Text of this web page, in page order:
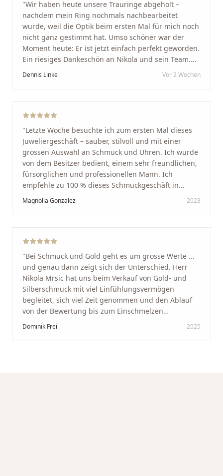
"Wir haben heute unsere Trauringe abgeholt –
nachdem mein Ring nochmals nachbearbeitet
wurde, weil die Optik beim ersten Mal für mich noch
nicht ganz gestimmt hat. Umso schöner war der
Moment heute: Er ist jetzt einfach perfekt geworden.
Ein riesiges Dankeschön an Nikola und sein Team.
Vom ersten Termin an wurden wir jedes Mal
Arbeit und seine Kunden wirklich am Herzen liegen.
Service und echte Herzlichkeit schätzt, ist hier genau
richtig."
Dennis Linke Vor 2 Wochen
"Letzte Woche besuchte ich zum ersten Mal dieses
Juweliergeschäft – sauber, stilvoll und mit einer
grossen Auswahl an Schmuck und Uhren. Ich wurde
von dem Besitzer bedient, einem sehr freundlichen,
fürsorglichen und professionellen Mann. Ich
empfehle zu 100 % dieses Schmuckgeschäft in
Schaffhausen. Ich selbst war sehr zufrieden und
glücklich mit der Behandlung. Ich danke Ihnen – ich
Magnolia Gonzalez 2023
"Bei Schmuck und Gold geht es um grosse Werte ...
und genau dann zeigt sich der Unterschied. Herr
Nikola Mrsic hat uns beim Verkauf von Gold- und
Silberschmuck mit viel Einfühlungsvermögen
begleitet, sich viel Zeit genommen und den Ablauf
von der Bewertung bis zum Einschmelzen
transparent und angenehm gestaltet. Diskreter,
Dominik Frei 2025